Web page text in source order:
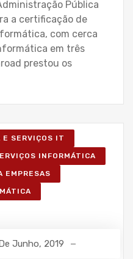
Pública
a certificação de
com cerca
em três
prestou os
SERVIÇOS IT
INFORMÁTICA
EMPRESAS
Junho, 2019